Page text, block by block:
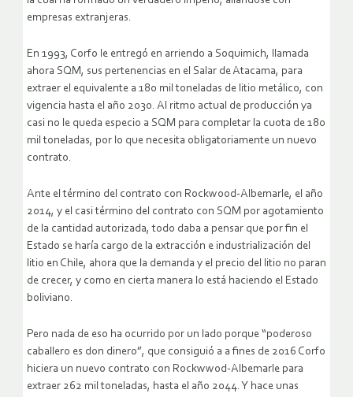
empresas extranjeras.
En 1993, Corfo le entregó en arriendo a Soquimich, llamada
ahora SQM, sus pertenencias en el Salar de Atacama, para
extraer el equivalente a 180 mil toneladas de litio metálico, con
vigencia hasta el año 2030. Al ritmo actual de producción ya
casi no le queda especio a SQM para completar la cuota de 180
mil toneladas, por lo que necesita obligatoriamente un nuevo
contrato.
Ante el término del contrato con Rockwood-Albemarle, el año
2014, y el casi término del contrato con SQM por agotamiento
de la cantidad autorizada, todo daba a pensar que por fin el
Estado se haría cargo de la extracción e industrialización del
litio en Chile, ahora que la demanda y el precio del litio no paran
de crecer, y como en cierta manera lo está haciendo el Estado
boliviano.
Pero nada de eso ha ocurrido por un lado porque “poderoso
caballero es don dinero”, que consiguió a a fines de 2016 Corfo
hiciera un nuevo contrato con Rockwwod-Albemarle para
extraer 262 mil toneladas, hasta el año 2044. Y hace unas